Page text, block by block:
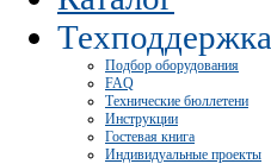
Техподдержка
Подбор оборудования
FAQ
Технические бюллетени
Инструкции
Гостевая книга
Индивидуальные проекты